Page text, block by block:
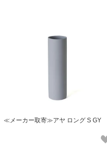
≪メーカー取寄≫アヤ ロング S GY